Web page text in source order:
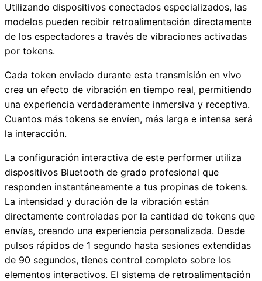
Utilizando dispositivos conectados especializados, las
modelos pueden recibir retroalimentación directamente
de los espectadores a través de vibraciones activadas
por tokens.
Cada token enviado durante esta transmisión en vivo
crea un efecto de vibración en tiempo real, permitiendo
una experiencia verdaderamente inmersiva y receptiva.
Cuantos más tokens se envíen, más larga e intensa será
la interacción.
La configuración interactiva de este performer utiliza
dispositivos Bluetooth de grado profesional que
responden instantáneamente a tus propinas de tokens.
La intensidad y duración de la vibración están
directamente controladas por la cantidad de tokens que
envías, creando una experiencia personalizada. Desde
pulsos rápidos de 1 segundo hasta sesiones extendidas
de 90 segundos, tienes control completo sobre los
elementos interactivos. El sistema de retroalimentación